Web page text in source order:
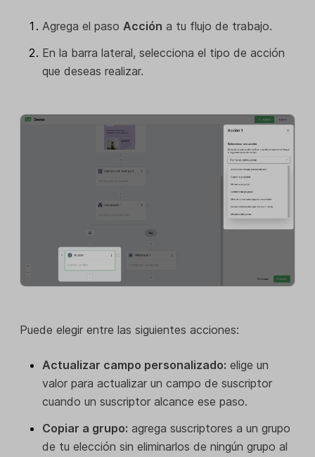
Agrega el paso Acción a tu flujo de trabajo.
En la barra lateral, selecciona el tipo de acción
que deseas realizar.
Puede elegir entre las siguientes acciones:
Actualizar campo personalizado: elige un
valor para actualizar un campo de suscriptor
cuando un suscriptor alcance ese paso.
Copiar a grupo: agrega suscriptores a un grupo
de tu elección sin eliminarlos de ningún grupo al